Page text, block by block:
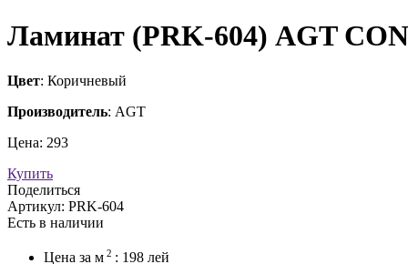
Ламинат (PRK-604) AGT
Цвет: Коричневый
Производитель: AGT
Цена: 293
Купить
Поделиться
Артикул: PRK-604
Есть в наличии
Цена за м 2 : 198 лей